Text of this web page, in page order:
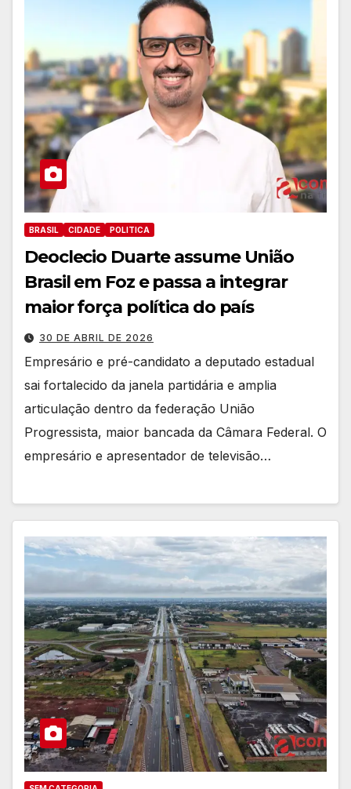
BRASIL CIDADE POLITICA
Deoclecio Duarte assume União
Brasil em Foz e passa a integrar
maior força política do país
30 DE ABRIL DE 2026
Empresário e pré-candidato a deputado estadual
sai fortalecido da janela partidária e amplia
articulação dentro da federação União
Progressista, maior bancada da Câmara Federal. O
empresário e apresentador de televisão…